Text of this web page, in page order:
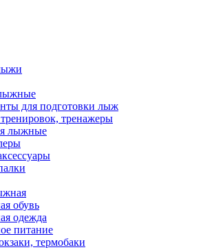
для подготовки лыж
тренажеры
лыжные
обувь
одежда
питание
термобаки